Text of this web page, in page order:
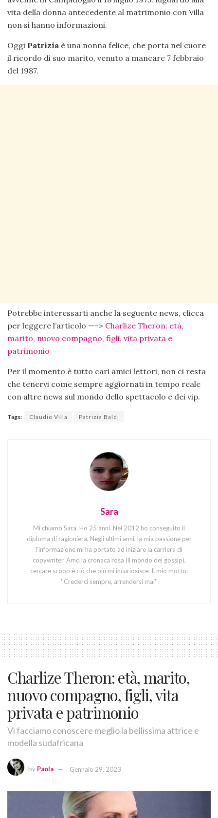
vita della donna antecedente al matrimonio con Villa
non si hanno informazioni.
Oggi Patrizia è una nonna felice, che porta nel cuore
il ricordo di suo marito, venuto a mancare 7 febbraio
del 1987.
Potrebbe interessarti anche la seguente news, clicca
per leggere l’articolo —–> Charlize Theron: età,
marito, nuovo compagno, figli, vita privata e
patrimonio
Per il momento è tutto cari amici lettori, non ci resta
che tenervi come sempre aggiornati in tempo reale
con altre news sul mondo dello spettacolo e dei vip.
Tags: Claudio Villa Patrizia Baldi
Sara
Mi chiamo Sara. Ho 25 anni. Nel 2012 ho conseguito il
diploma di ragioniera. Negli ultimi anni, la mia passione per
l'informazione mi ha portato ad iniziare la carriera di
copywriter. Amo la cronaca rosa (il mondo del gossip),
cercare scoop è ciò che più mi incuriosisce. Il mio motto:
''Crederci sempre, arrendersi mai''
Charlize Theron: età, marito,
nuovo compagno, figli, vita
privata e patrimonio
Vi facciamo conoscere meglio la bellissima attrice e
modella sudafricana
by Paola Gennaio 29, 2023